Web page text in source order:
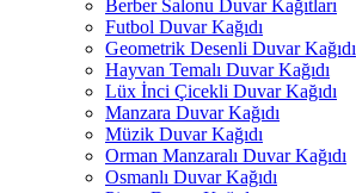
Berber Salonu Duvar Kağıtları
Futbol Duvar Kağıdı
Geometrik Desenli Duvar Kağıdı
Hayvan Temalı Duvar Kağıdı
Lüx İnci Çicekli Duvar Kağıdı
Manzara Duvar Kağıdı
Müzik Duvar Kağıdı
Orman Manzaralı Duvar Kağıdı
Osmanlı Duvar Kağıdı